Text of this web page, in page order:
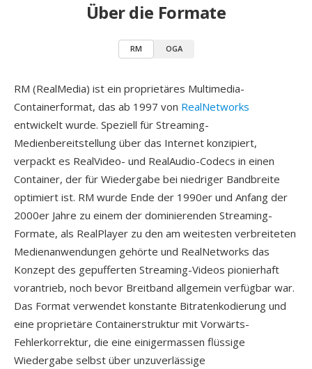
Über die Formate
RM OGA
RM (RealMedia) ist ein proprietäres Multimedia-
Containerformat, das ab 1997 von RealNetworks
entwickelt wurde. Speziell für Streaming-
Medienbereitstellung über das Internet konzipiert,
verpackt es RealVideo- und RealAudio-Codecs in einen
Container, der für Wiedergabe bei niedriger Bandbreite
optimiert ist. RM wurde Ende der 1990er und Anfang der
2000er Jahre zu einem der dominierenden Streaming-
Formate, als RealPlayer zu den am weitesten verbreiteten
Medienanwendungen gehörte und RealNetworks das
Konzept des gepufferten Streaming-Videos pionierhaft
vorantrieb, noch bevor Breitband allgemein verfügbar war.
Das Format verwendet konstante Bitratenkodierung und
eine proprietäre Containerstruktur mit Vorwärts-
Fehlerkorrektur, die eine einigermassen flüssige
Wiedergabe selbst über unzuverlässige